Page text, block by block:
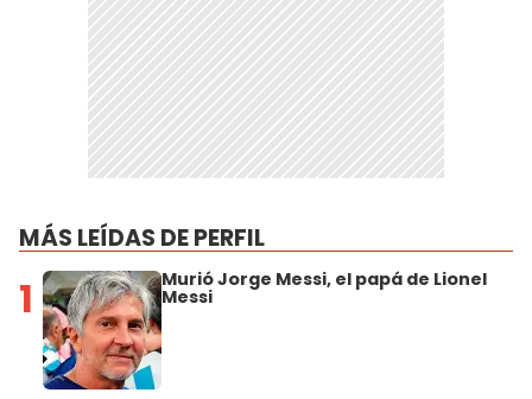
MÁS LEÍDAS DE PERFIL
1 Murió Jorge Messi, el papá de Lionel
Messi